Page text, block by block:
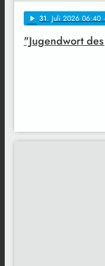
play_arrow 31. Juli 2026 06:40
"Jugendwort